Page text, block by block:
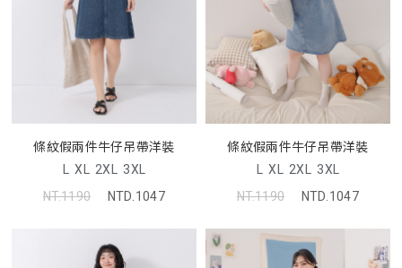
條紋假兩件牛仔吊帶洋裝
L XL 2XL 3XL
NT.1190
NTD.1047
條紋假兩件牛仔吊帶洋裝
L XL 2XL 3XL
NT.1190
NTD.1047